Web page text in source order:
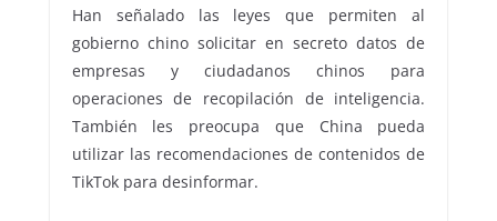
Han señalado las leyes que permiten al
gobierno chino solicitar en secreto datos de
empresas y ciudadanos chinos para
operaciones de recopilación de inteligencia.
También les preocupa que China pueda
utilizar las recomendaciones de contenidos de
TikTok para desinformar.